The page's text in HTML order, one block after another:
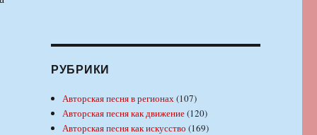
РУБРИКИ
Авторская песня в регионах(107)
Авторская песня как движение(120)
Авторская песня как искусство (169)